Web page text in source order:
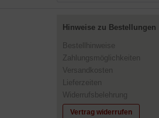
Hinweise zu Bestellungen
Bestellhinweise
Zahlungsmöglichkeiten
Versandkosten
Lieferzeiten
Widerrufsbelehrung
Vertrag widerrufen